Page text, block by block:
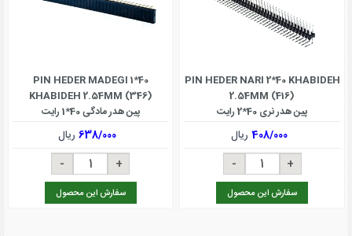
PIN HEDER NARI 2*40 KHABIDEH
2.54MM (416)
پین هدر نری 40*2 رایت
408/000 ریال
سفارش این محصول
PIN HEDER MADEGI 1*40
KHABIDEH 2.54MM (346)
پین هدر مادگی 40*1 رایت
638/000ریال
سفارش این محصول